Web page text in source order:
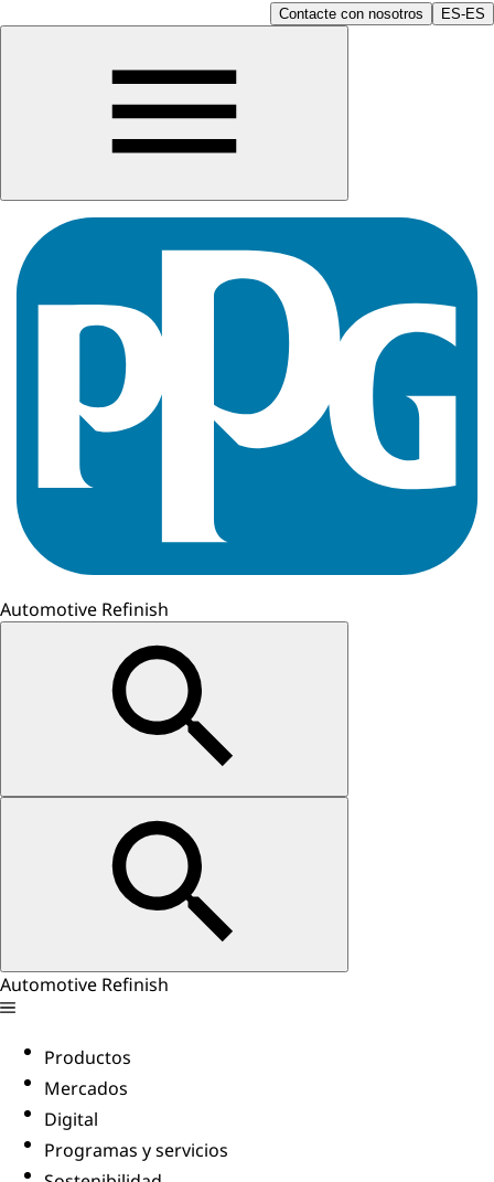
Contacte con nosotros ES-ES
Automotive Refinish
Automotive Refinish
Productos
Mercados
Digital
Programas y servicios